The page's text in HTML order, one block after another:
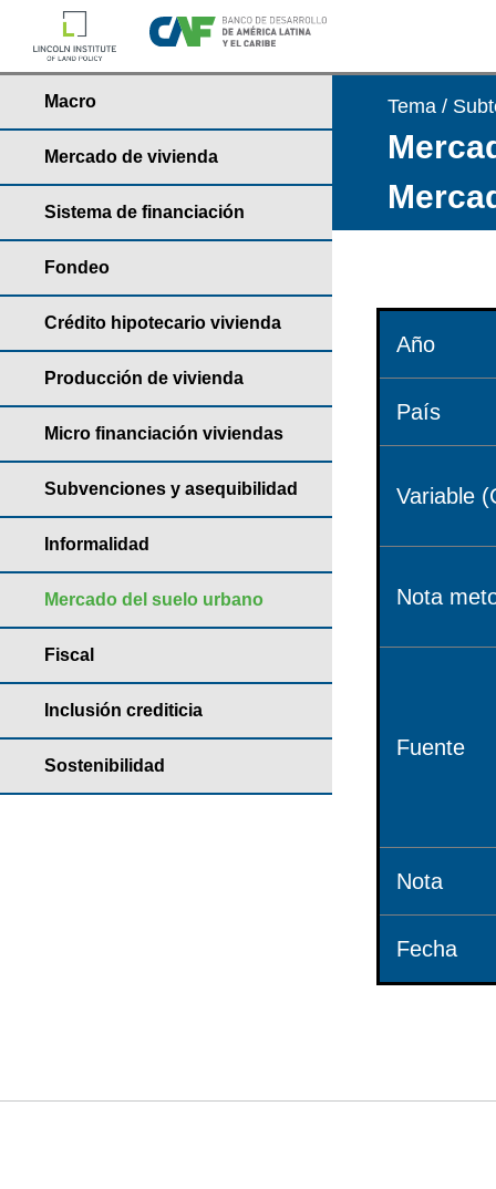
Macro
Mercado de vivienda
Sistema de financiación
Fondeo
Crédito hipotecario vivienda
Producción de vivienda
Micro financiación viviendas
Subvenciones y asequibilidad
Informalidad
Mercado del suelo urbano
Fiscal
Inclusión crediticia
Sostenibilidad
Tema /
Año
País
Variable
Nota
Fuente
Nota
Fecha